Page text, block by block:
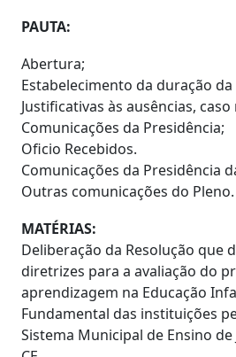
PAUTA:
Abertura;
Estabelecimento da duração
Justificativas às ausências,
Comunicações da Presidência;
Oficio Recebidos.
Comunicações da Presidência
Outras comunicações do Pleno.
MATÉRIAS:
Deliberação da Resolução que
diretrizes para a avaliação do
aprendizagem na Educação
Fundamental das instituições
Sistema Municipal de Ensino